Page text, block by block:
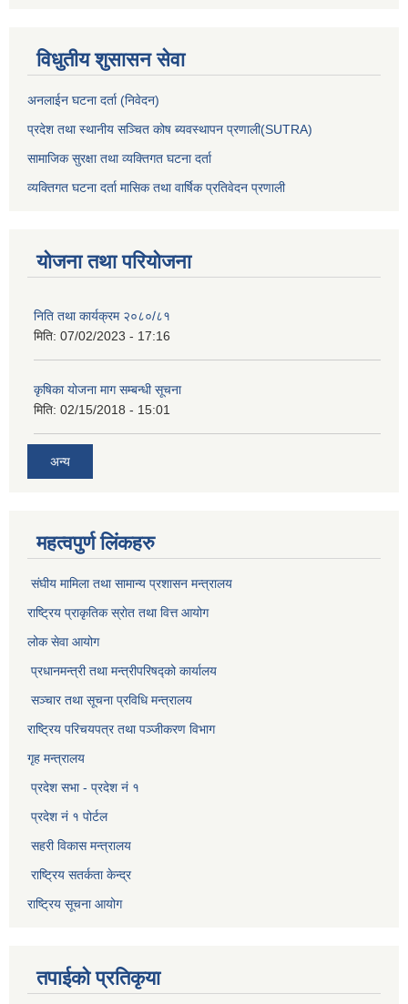
विधुतीय शुसासन सेवा
अनलाईन घटना दर्ता (निवेदन)
प्रदेश तथा स्थानीय सञ्चित कोष ब्यवस्थापन प्रणाली(SUTRA)
सामाजिक सुरक्षा तथा व्यक्तिगत घटना दर्ता
व्यक्तिगत घटना दर्ता मासिक तथा वार्षिक प्रतिवेदन प्रणाली
योजना तथा परियोजना
निति तथा कार्यक्रम २०८०/८१
मिति: 07/02/2023 - 17:16
कृषिका योजना माग सम्बन्धी सूचना
मिति: 02/15/2018 - 15:01
अन्य
महत्वपुर्ण लिंकहरु
संघीय मामिला तथा सामान्य प्रशासन मन्त्रालय
राष्ट्रिय प्राकृतिक स्राेत तथा वित्त आयोग
लोक सेवा आयोग
प्रधानमन्त्री तथा मन्त्रीपरिषद्को कार्यालय
सञ्‍चार तथा सूचना प्रविधि मन्त्रालय
राष्ट्रिय परिचयपत्र तथा पञ्जीकरण विभाग​
गृह मन्त्रालय
प्रदेश सभा - प्रदेश नं १
प्रदेश नं १ पोर्टल
सहरी विकास मन्त्रालय
राष्ट्रिय सतर्कता केन्द्र
राष्ट्रिय सूचना आयोग
तपाईको प्रतिकृया